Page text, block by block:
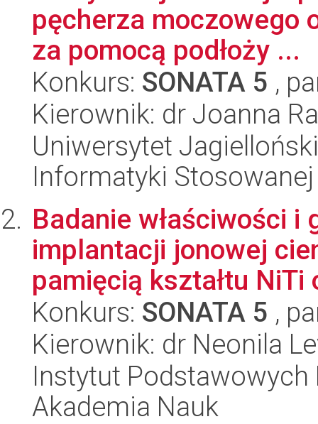
pęcherza moczowego
za pomocą podłoży ...
Konkurs: SONATA 5 ,
Kierownik: dr Joanna
Uniwersytet
Informatyki Stosowanej
Badanie właściwości i
implantacji jonowej
pamięcią kształtu NiTi
Konkurs: SONATA 5 ,
Kierownik: dr Neonila
Instytut
Akademia Nauk